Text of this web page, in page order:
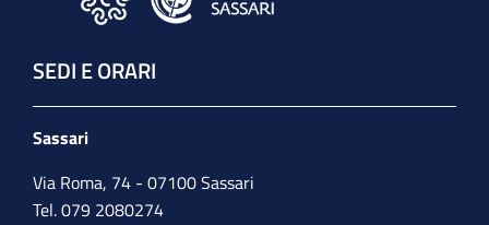
SEDI E ORARI
Sassari
Via Roma, 74 - 07100 Sassari
Tel. 079 2080274